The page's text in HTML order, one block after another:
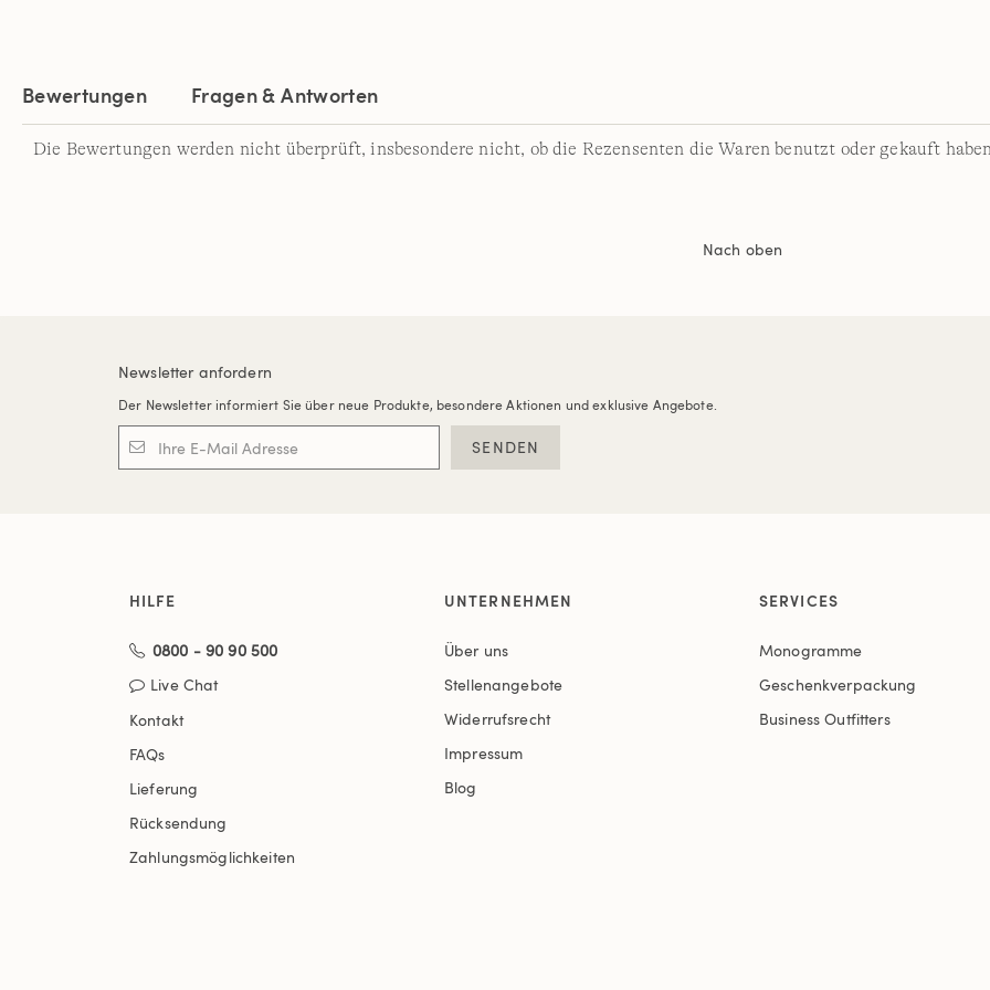
Bewertungen Fragen & Antworten
Die Bewertungen werden nicht überprüft, insbesondere nicht, ob die Rezensenten die Waren benutzt oder gekauft
Nach oben
Newsletter anfordern
Der Newsletter informiert Sie über neue Produkte, besondere Aktionen und exklusive Angebote.
SENDEN
HILFE
0800 - 90 90 500
Live Chat
Kontakt
FAQs
Lieferung
Rücksendung
Zahlungsmöglichkeiten
UNTERNEHMEN
Über uns
Stellenangebote
Widerrufsrecht
Impressum
Blog
SERVICES
Monogramme
Geschenkverpackung
Business Outfitters